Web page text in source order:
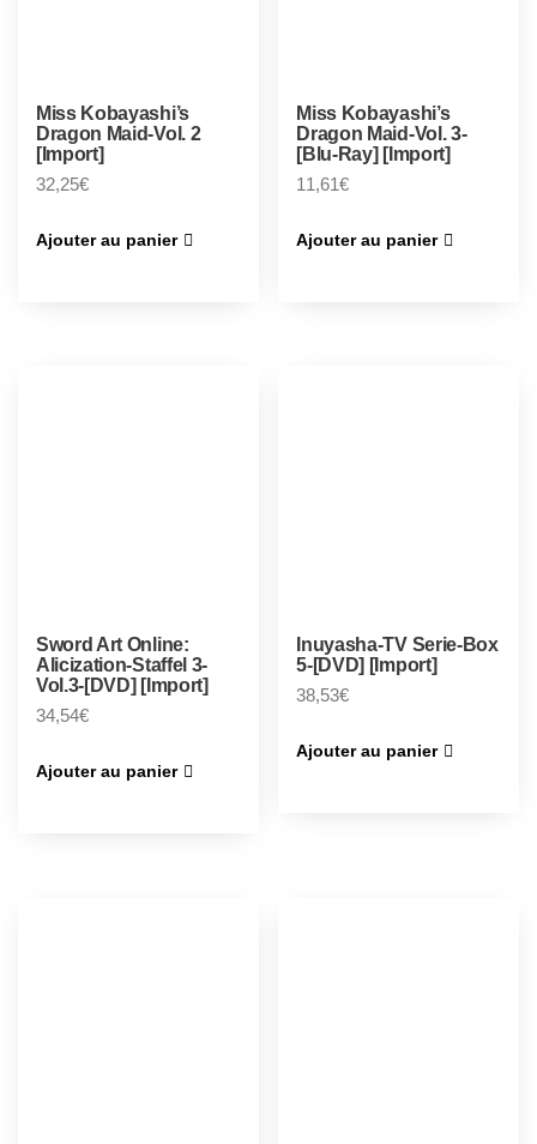
Miss Kobayashi’s
Dragon Maid-Vol. 2
[Import]
32,25€
Ajouter au panier
Miss Kobayashi’s
Dragon Maid-Vol. 3-
[Blu-Ray] [Import]
11,61€
Ajouter au panier
Sword Art Online:
Alicization-Staffel 3-
Vol.3-[DVD] [Import]
34,54€
Ajouter au panier
Inuyasha-TV Serie-Box
5-[DVD] [Import]
38,53€
Ajouter au panier